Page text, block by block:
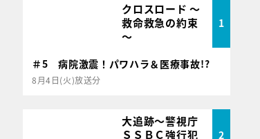
クロスロード ～
救命救急の約束
～
1
＃5 病院激震！パワハラ＆医療事故!?
8月4日(火)放送分
大追跡～警視庁
ＳＳＢＣ強行犯
2